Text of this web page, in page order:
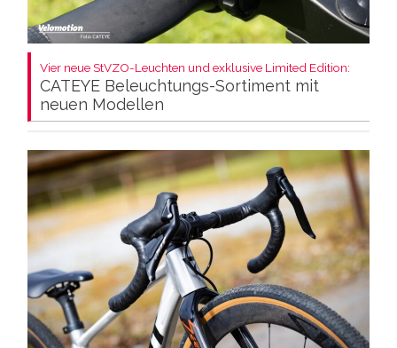
Vier neue StVZO-Leuchten und exklusive Limited Edition:
CATEYE Beleuchtungs-Sortiment mit
neuen Modellen